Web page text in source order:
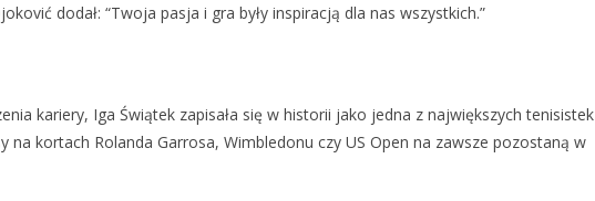
dodał: “Twoja pasja i gra były inspiracją dla nas wszystkich.”
kariery, Iga Świątek zapisała się w historii jako jedna z największych tenisistek
na kortach Rolanda Garrosa, Wimbledonu czy US Open na zawsze pozostaną w